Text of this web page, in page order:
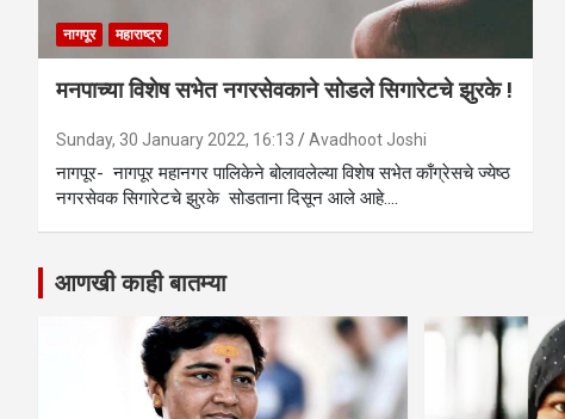
नागपूर महाराष्ट्र
मनपाच्या विशेष सभेत नगरसेवकाने सोडले सिगारेटचे झुरके !
Sunday, 30 January 2022, 16:13 Avadhoot Joshi
नागपूर- नागपूर महानगर पालिकेने बोलावलेल्या विशेष सभेत काँग्रेसचे ज्येष्ठ
नगरसेवक सिगारेटचे झुरके सोडताना दिसून आले आहे.…
आणखी काही बातम्या